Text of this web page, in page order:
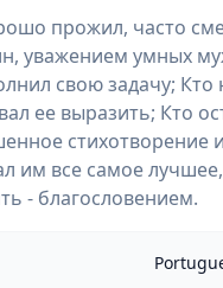
прожил, часто
уважением умных
свою задачу; Кто
ее выразить; Кто
стихотворение
им все самое
- благословением.